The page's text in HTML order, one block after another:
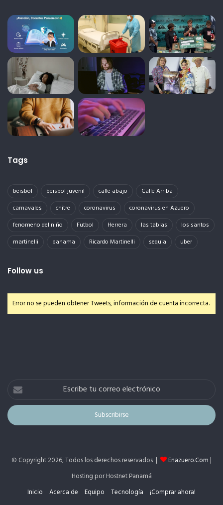
Tags
beisbol beisbol juvenil calle abajo
Calle Arriba
carnavales
chitre coronavirus
coronavirus en Azuero
fenomeno del niño
Futbol Herrera las tablas
los santos
martinelli
panama Ricardo Martinelli sequia uber
Follow us
Error no se pueden obtener Tweets, información de cuenta incorrecta.
Escribe
correo
electrónico
© Copyright 2026, Todos los derechos reservados | Enazuero.Com |
Hosting por Hostnet Panamá
Inicio
Acerca de Equipo Tecnología ¡Comprar ahora!